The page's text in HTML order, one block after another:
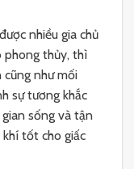
nhiều gia chủ
phong thủy, thì
cũng như mối
sự tương khắc
sống và tận
tốt cho giấc